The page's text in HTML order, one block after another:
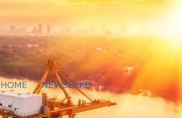
HOME
NEWSECKE
ZOLLTARIF: ANPASSUNG DER
ERLÄUTERUNGEN ZU WECHSELRICHTERN